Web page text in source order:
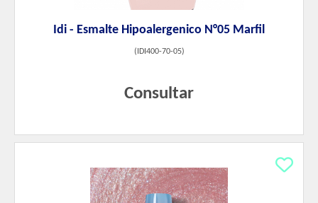
Idi - Esmalte Hipoalergenico N°05 Marfil
( IDI400-70-05)
Consultar